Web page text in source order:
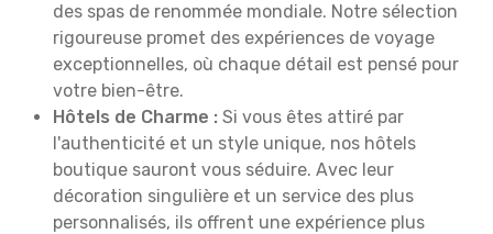
des spas de renommée mondiale. Notre sélection
rigoureuse promet des expériences de voyage
exceptionnelles, où chaque détail est pensé pour
votre bien-être.
Hôtels de Charme : Si vous êtes attiré par
l'authenticité et un style unique, nos hôtels
boutique sauront vous séduire. Avec leur
décoration singulière et un service des plus
personnalisés, ils offrent une expérience plus